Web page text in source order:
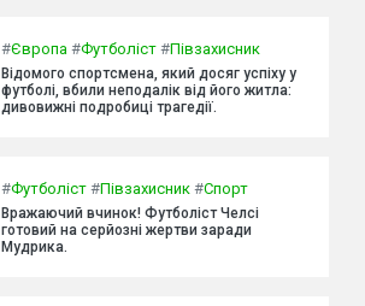
#Європа #Футболіст #Півзахисник
Відомого спортсмена, який досяг успіху у
футболі, вбили неподалік від його житла:
дивовижні подробиці трагедії.
#Футболіст #Півзахисник #Спорт
Вражаючий вчинок! Футболіст Челсі
готовий на серйозні жертви заради
Мудрика.